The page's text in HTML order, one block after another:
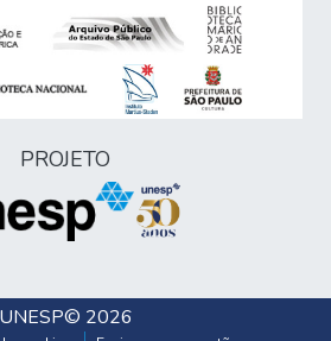
PROJETO
UNESP© 2026